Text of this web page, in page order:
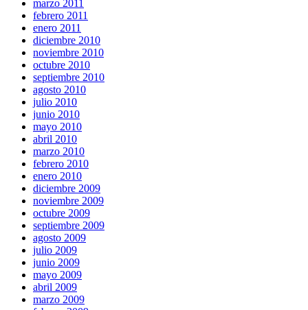
marzo 2011
febrero 2011
enero 2011
diciembre 2010
noviembre 2010
octubre 2010
septiembre 2010
agosto 2010
julio 2010
junio 2010
mayo 2010
abril 2010
marzo 2010
febrero 2010
enero 2010
diciembre 2009
noviembre 2009
octubre 2009
septiembre 2009
agosto 2009
julio 2009
junio 2009
mayo 2009
abril 2009
marzo 2009